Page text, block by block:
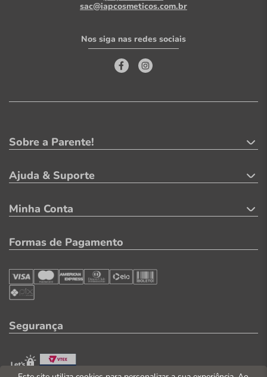
sac@iapcosmeticos.com.br
Nos siga nas redes sociais
Sobre a Parente!
Ajuda & Suporte
Minha Conta
Formas de Pagamento
Segurança